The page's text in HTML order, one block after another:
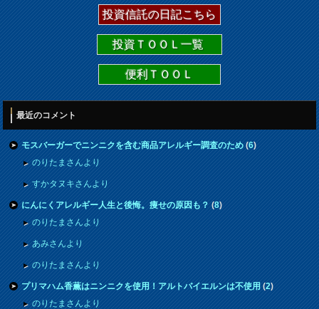
投資信託の日記こちら
投資ＴＯＯＬ一覧
便利ＴＯＯＬ
最近のコメント
モスバーガーでニンニクを含む商品アレルギー調査のため(6)
のりたまさんより
すかタヌキさんより
にんにくアレルギー人生と後悔。痩せの原因も？(8)
のりたまさんより
あみさんより
のりたまさんより
プリマハム香薫はニンニクを使用！アルトバイエルンは不使用(2)
のりたまさんより